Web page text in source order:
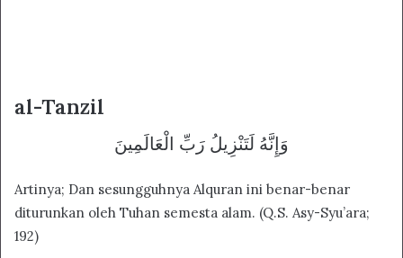
al-Tanzil
وَإِنَّهُ لَتَنْزِيلُ رَبِّ الْعَالَمِينَ
Artinya; Dan sesungguhnya Alquran ini benar-benar
diturunkan oleh Tuhan semesta alam. (Q.S. Asy-Syu’ara;
192)